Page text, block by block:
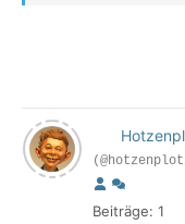
Beiträge: 1